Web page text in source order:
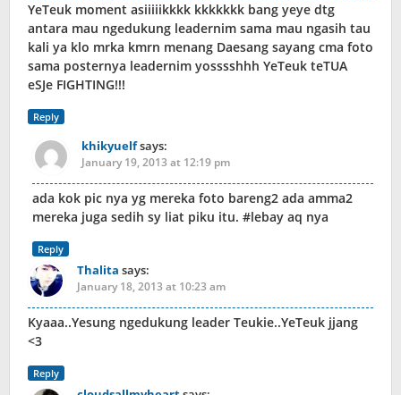
YeTeuk moment asiiiiikkkk kkkkkkk bang yeye dtg
antara mau ngedukung leadernim sama mau ngasih tau
kali ya klo mrka kmrn menang Daesang sayang cma foto
sama posternya leadernim yosssshhh YeTeuk teTUA
eSJe FIGHTING!!!
Reply
khikyuelfsays:
January 19, 2013 at 12:19 pm
ada kok pic nya yg mereka foto bareng2 ada amma2
mereka juga sedih sy liat piku itu. #lebay aq nya
Reply
Thalita says:
January 18, 2013 at 10:23 am
Kyaaa..Yesung ngedukung leader Teukie..YeTeuk jjang
<3
Reply